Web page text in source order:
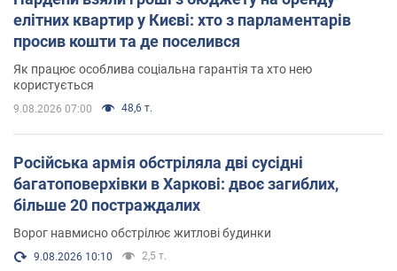
елітних квартир у Києві: хто з парламентарів
просив кошти та де поселився
Як працює особлива соціальна гарантія та хто нею
користується
9.08.2026 07:00 48,6 т.
Російська армія обстріляла дві сусідні
багатоповерхівки в Харкові: двоє загиблих,
більше 20 постраждалих
Ворог навмисно обстрілює житлові будинки
9.08.2026 10:10 2,5 т.